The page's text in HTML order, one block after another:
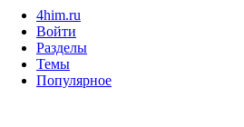
4him.ru
Войти
Разделы
Темы
Популярное